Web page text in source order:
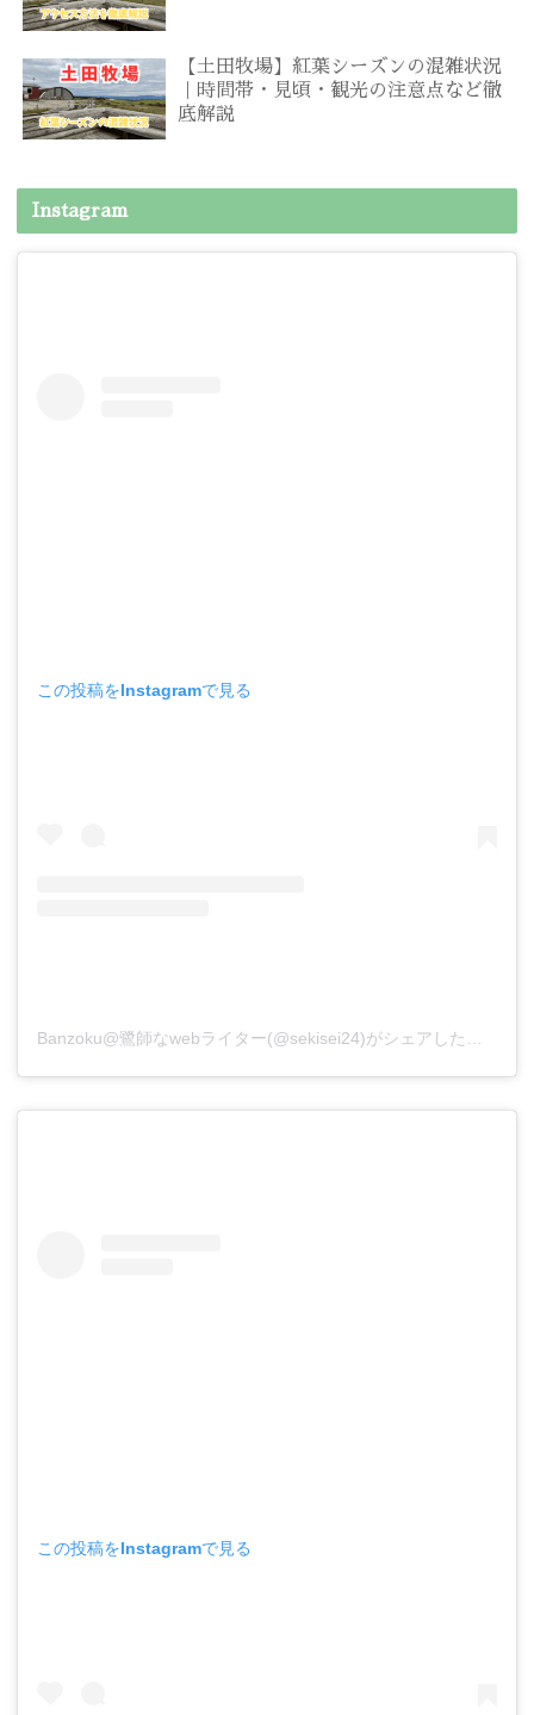
【土田牧場】紅葉シーズンの混雑状況
｜時間帯・見頃・観光の注意点など徹
底解説
Instagram
この投稿をInstagramで見る
この投稿をInstagramで見る